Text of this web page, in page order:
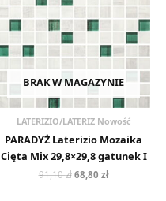
BRAK W MAGAZYNIE
LATERIZIO/LATERIZ Nowość
PARADYŻ Laterizio Mozaika
Cięta Mix 29,8×29,8 gatunek I
91,10zł 68,80 zł